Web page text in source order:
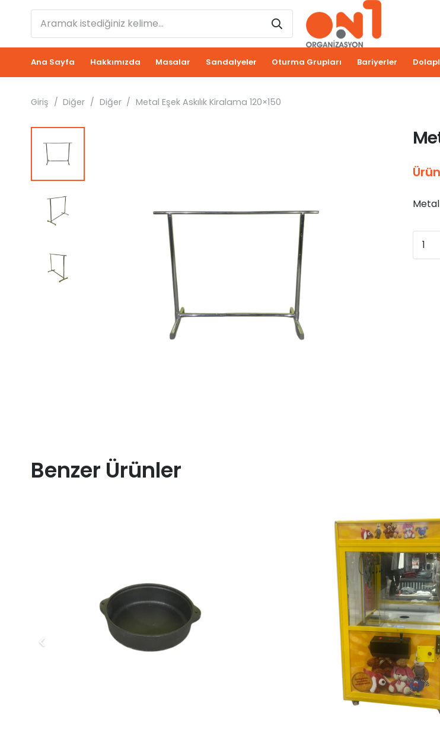
Ana Sayfa Hakkımızda Masalar Sandalyeler Oturma Grupları Bariyerler
Giriş / Diğer / Diğer / Metal Eşek Askılık Kiralama 120×150
Metal
Metal
Eşek
Benzer Ürünler